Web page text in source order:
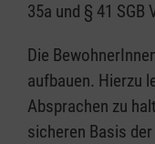
35a und § 41 SGB
Die
aufbauen. Hierzu
Absprachen zu
sicheren Basis